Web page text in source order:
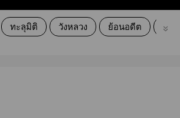
ทะลุมิติ วังหลวง ย้อนอดีต นิย